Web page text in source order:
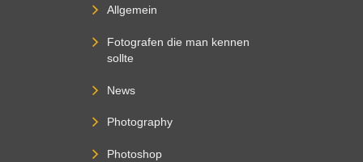
Allgemein
Fotografen die man kennen
sollte
News
Photography
Photoshop